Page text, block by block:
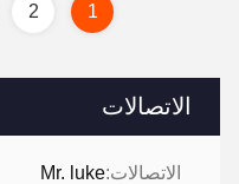
الاتصالات
الاتصالات:Mr. luke
1
2